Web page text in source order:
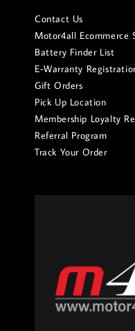
Contact Us
Motor4all Ecommerce
Battery Finder List
E-Warranty
Gift Orders
Pick Up Location
Membership Loyalty
Referral Program
Track Your Order